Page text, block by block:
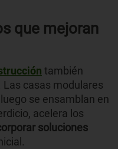
que mejoran
también
casas modulares
se ensamblan en
acelera los
soluciones